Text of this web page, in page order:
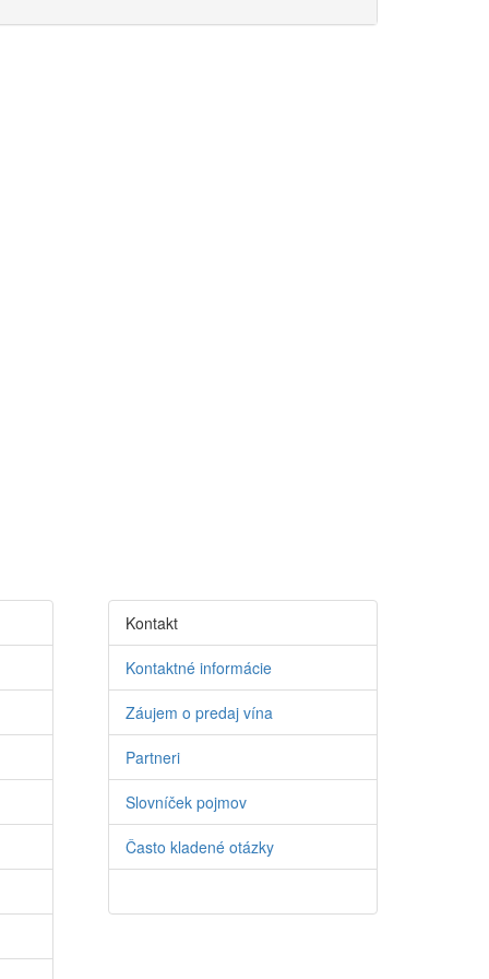
Kontakt
Kontaktné informácie
Záujem o predaj vína
Partneri
Slovníček pojmov
Často kladené otázky